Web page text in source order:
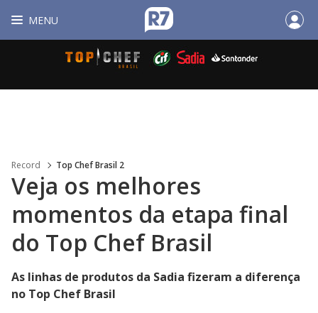
MENU
Record Top Chef Brasil 2
Veja os melhores
momentos da etapa final
do Top Chef Brasil
As linhas de produtos da Sadia fizeram a diferença
no Top Chef Brasil